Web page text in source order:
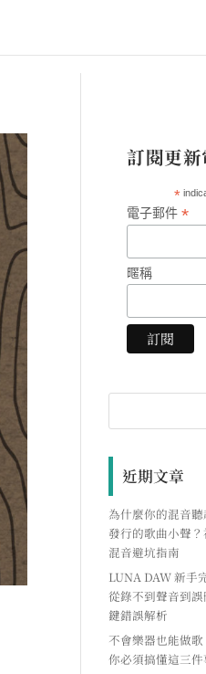
訂閱更
*
電子郵件*
暱稱
近期文章
為什麼你的混音
發行的歌曲小聲
混音避坑指南
LUNA DAW 新手
從錄不到聲音到
鍵錯誤解析
不會樂器也能做
你必須搞懂這三件